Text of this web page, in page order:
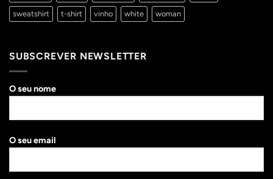
sweatshirt t-shirt vinho white woman
SUBSCREVER NEWSLETTER
O seu nome
O seu email